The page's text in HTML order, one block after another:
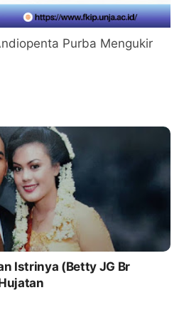
Purba Mengukir
Istrinya (Betty JG Br